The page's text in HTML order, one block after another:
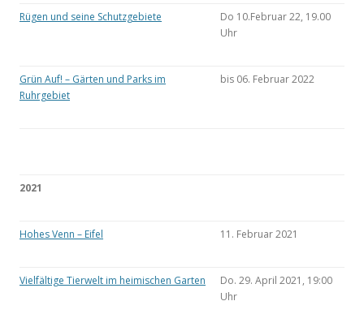
Rügen und seine Schutzgebiete
Do 10.Februar 22, 19.00
Uhr
Grün Auf! – Gärten und Parks im
Ruhrgebiet
bis 06. Februar 2022
2021
Hohes Venn – Eifel 11. Februar 2021
Vielfältige Tierwelt im heimischen Garten
Do. 29. April 2021, 19:00
Uhr